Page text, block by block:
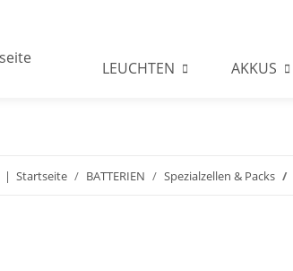
LEUCHTEN AKKUS
Startseite BATTERIEN Spezialzellen & Packs